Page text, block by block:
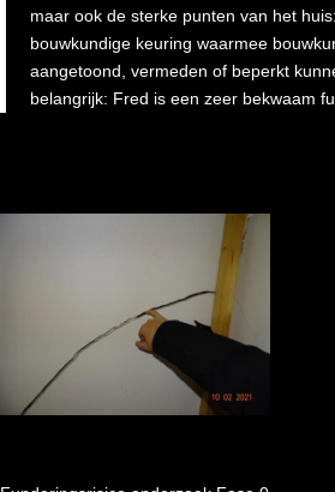
maar ook de sterke punten van het
bouwkundige keuring waarmee
aangetoond, vermeden of beperkt
belangrijk: Fred is een zeer bekwaam